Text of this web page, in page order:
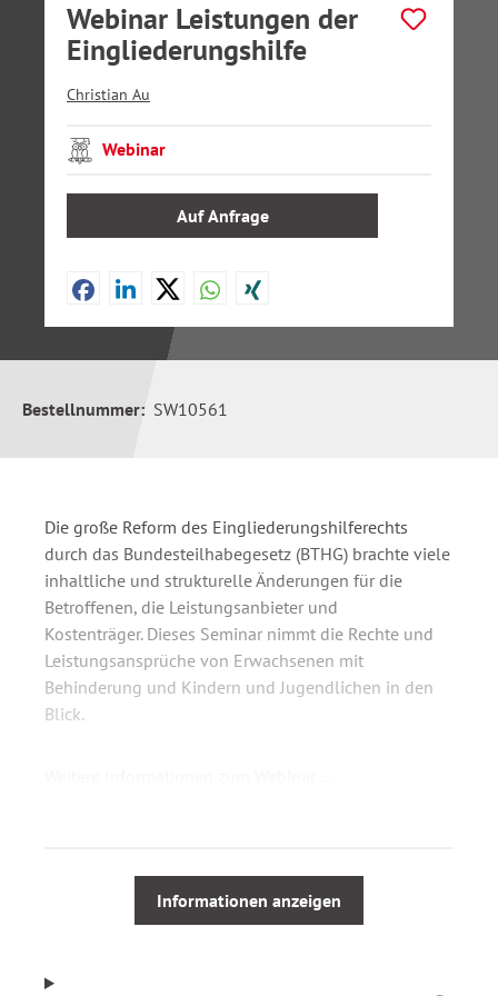
Webinar Leistungen der
Eingliederungshilfe
Christian Au
Webinar
Auf Anfrage
Bestellnummer: SW10561
Die große Reform des Eingliederungshilferechts
durch das Bundesteilhabegesetz (BTHG) brachte viele
inhaltliche und strukturelle Änderungen für die
Betroffenen, die Leistungsanbieter und
Kostenträger. Dieses Seminar nimmt die Rechte und
Leistungsansprüche von Erwachsenen mit
Behinderung und Kindern und Jugendlichen in den
Blick.
Neuer Behindertenbegriff
Grundsätze des Teilhabe- und Reha-Rechts
Informationen anzeigen